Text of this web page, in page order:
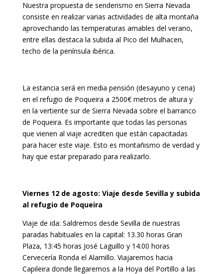
Nuestra propuesta de senderismo en Sierra Nevada
consiste en realizar varias actividades de alta montaña
aprovechando las temperaturas amables del verano,
entre ellas destaca la subida al Pico del Mulhacen,
techo de la península ibérica.
La estancia será en media pensión (desayuno y cena)
en el refugio de Poqueira a 2500€ metros de altura y
en la vertiente sur de Sierra Nevada sobre el barranco
de Poqueira. Es importante que todas las personas
que vienen al viaje acrediten que están capacitadas
para hacer este viaje. Esto es montañismo de verdad y
hay que estar preparado para realizarlo.
Viernes 12 de agosto: Viaje desde Sevilla y subida
al refugio de Poqueira
Viaje de ida: Saldremos desde Sevilla de nuestras
paradas habituales en la capital: 13.30 horas Gran
Plaza, 13:45 horas José Laguillo y 14.00 horas
Cervecería Ronda el Alamillo. Viajaremos hacia
Capileira donde llegaremos a la Hoya del Portillo a las